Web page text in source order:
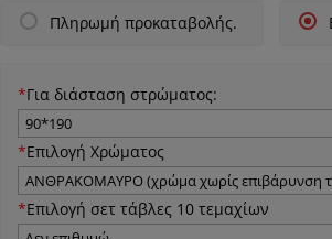
Πληρωμή προκαταβολής.
*Για διάσταση στρώματος:
*Επιλογή Χρώματος
*Επιλογή σετ τάβλες 10 τεμαχίων